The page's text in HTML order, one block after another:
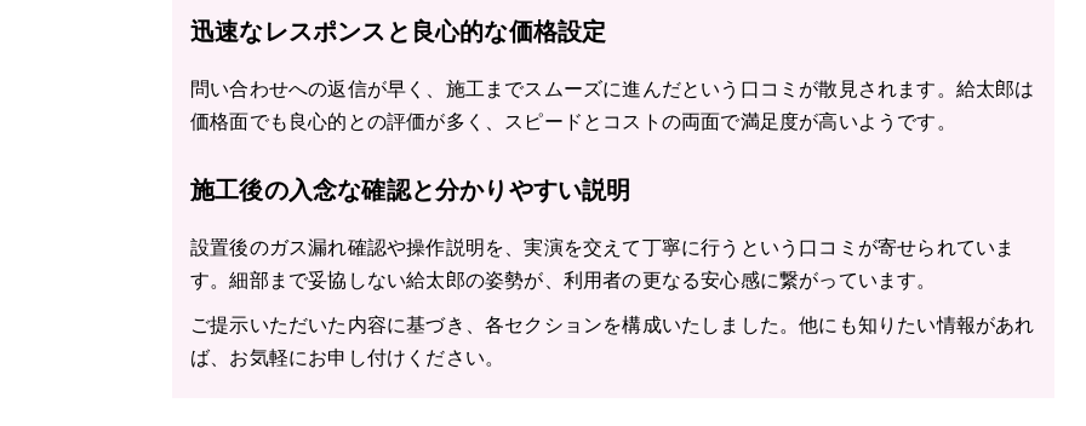
迅速なレスポンスと良心的な価格設定
問い合わせへの返信が早く、施工までスムーズに進んだという口コミが散見されます。給太郎は
価格面でも良心的との評価が多く、スピードとコストの両面で満足度が高いようです。
施工後の入念な確認と分かりやすい説明
設置後のガス漏れ確認や操作説明を、実演を交えて丁寧に行うという口コミが寄せられていま
す。細部まで妥協しない給太郎の姿勢が、利用者の更なる安心感に繋がっています。
ご提示いただいた内容に基づき、各セクションを構成いたしました。他にも知りたい情報があれ
ば、お気軽にお申し付けください。